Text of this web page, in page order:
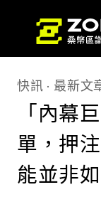
快訊 最新文
「內幕
單，押
能並非